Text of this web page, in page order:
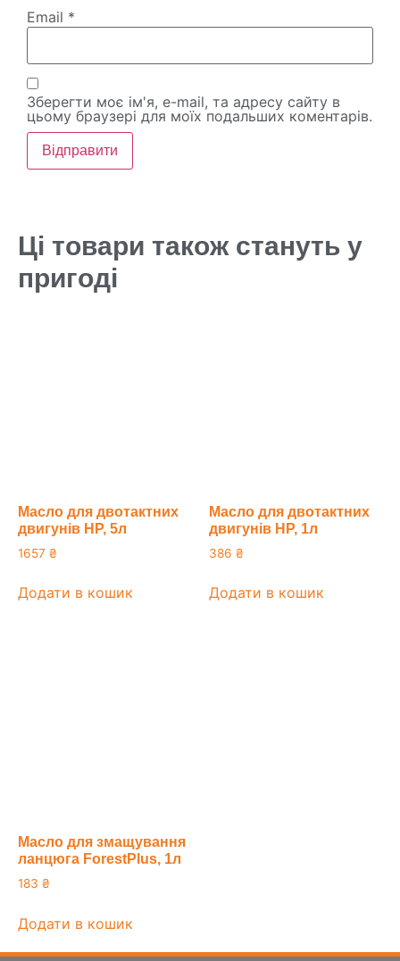
Email *
Зберегти моє ім'я, e-mail, та адресу сайту в
цьому браузері для моїх подальших коментарів.
Ці товари також стануть у
пригоді
Масло для двотактних
двигунів HP, 5л
1657 ₴
Додати в кошик
Масло для двотактних
двигунів HP, 1л
386 ₴
Додати в кошик
Масло для змащування
ланцюга ForestPlus, 1л
183 ₴
Додати в кошик